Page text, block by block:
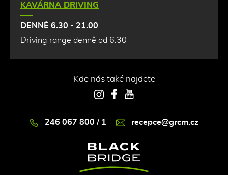
Kde nás také najdete
Instagram
FacebookYouTube
246 067 800 / 1 recepce@grcm.cz
KAVÁRNA DRIVING
DENNĚ 6.30 - 21.00
Driving range denně od 6.30